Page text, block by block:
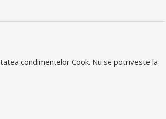
condimentelor Cook. Nu se potriveste la